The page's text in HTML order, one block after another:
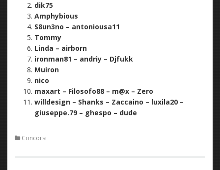
dik75
Amphybious
S8un3no – antoniousa11
Tommy
Linda – airborn
ironman81 – andriy – Djfukk
Muiron
nico
maxart – Filosofo88 – m@x – Zero
willdesign – Shanks – Zaccaino – luxila20 –
giuseppe.79 – ghespo – dude
Concorsi